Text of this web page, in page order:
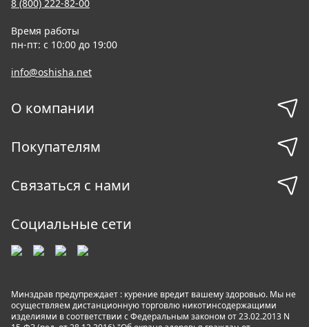
8 (800) 222-82-00
Время работы
пн-пт: с 10:00 до 19:00
info@oshisha.net
О компании
Покупателям
Связаться с нами
Социальные сети
Минздрав предупреждает : курение вредит вашему здоровью. Мы не
осуществляем дистанционную торговлю никотинсодержащими
изделиями в соответствии с Федеральным законом от 23.02.2013 N